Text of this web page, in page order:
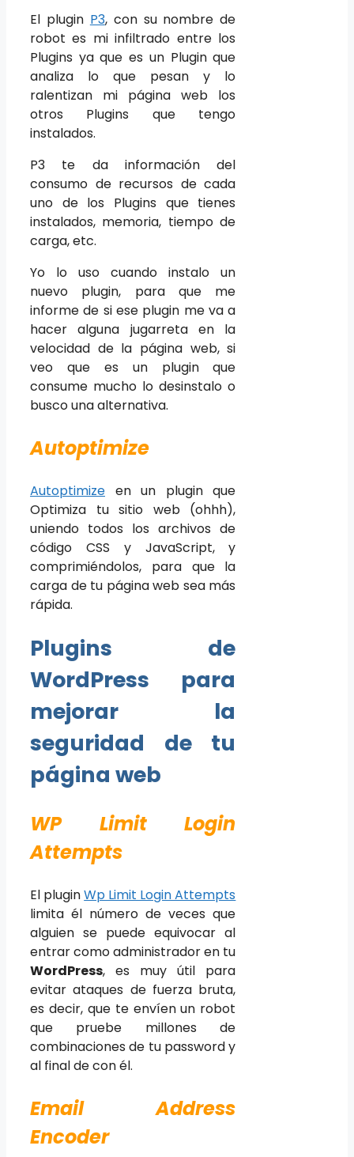
El plugin P3, con su nombre de
robot es mi infiltrado entre los
Plugins ya que es un Plugin que
analiza lo que pesan y lo
ralentizan mi página web los
otros Plugins que tengo
instalados.
P3 te da información del
consumo de recursos de cada
uno de los Plugins que tienes
instalados, memoria, tiempo de
carga, etc.
Yo lo uso cuando instalo un
nuevo plugin, para que me
informe de si ese plugin me va a
hacer alguna jugarreta en la
velocidad de la página web, si
veo que es un plugin que
consume mucho lo desinstalo o
busco una alternativa.
Autoptimize
Autoptimize en un plugin que
Optimiza tu sitio web (ohhh),
uniendo todos los archivos de
código CSS y JavaScript, y
comprimiéndolos, para que la
carga de tu página web sea más
rápida.
Plugins de
WordPress para
mejorar la
seguridad de tu
página web
WP Limit Login
Attempts
El pluginWp Limit Login Attempts
limita él número de veces que
alguien se puede equivocar al
entrar como administrador en tu
WordPress, es muy útil para
evitar ataques de fuerza bruta,
es decir, que te envíen un robot
que pruebe millones de
combinaciones de tu password y
al final de con él.
Email Address
Encoder